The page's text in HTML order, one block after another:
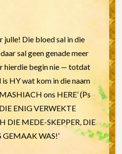
julle! Die bloed sal in die
sal geen genade meer
hierdie begin nie — totdat
is HY wat kom in die naam
ons HERE’ (Ps
ENIG VERWEKTE
DIE MEDE-SKEPPER, DIE
WAS!’